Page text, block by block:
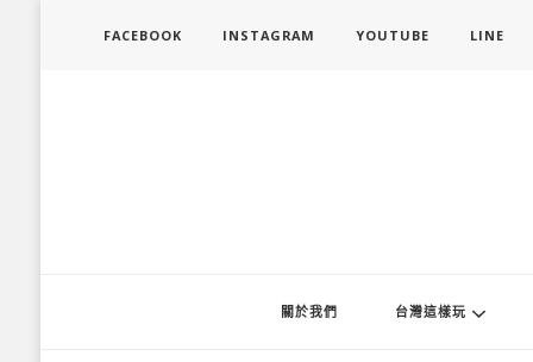
FACEBOOK INSTAGRAM YOUTUBE LINE
關於我們 台灣這樣玩